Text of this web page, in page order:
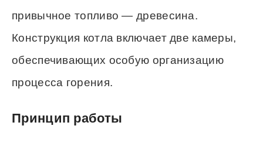
привычное топливо — древесина.
Конструкция котла включает две камеры,
обеспечивающих особую организацию
процесса горения.
Принцип работы